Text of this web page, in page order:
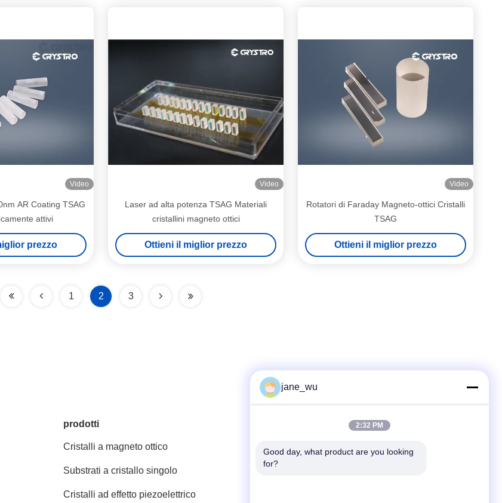
Video
AR Coating TSAG
attivi
prezzo
Video
Laser ad alta potenza TSAG Materiali
cristallini magneto ottici
Ottieni il miglior prezzo
Video
Rotatori di Faraday Magneto-ottici Cristalli
TSAG
Ottieni il miglior prezzo
1 2 3
prodotti
Cristalli a magneto ottico
Substrati a cristallo singolo
Cristalli ad effetto piezoelettrico
Contatto rapido
Telefono
jane_wu
2:32 PM
Good day, what product are you looking
for?